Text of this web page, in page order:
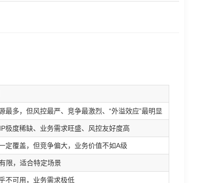
最多，但风控最严、竞争最激烈、“外溢效应”最明显
极度稀缺、业务需求旺盛、风控友好度高
定覆盖，但竞争偏大，业务价值不如A级
限，适合特定场景
不可用，业务需求极低